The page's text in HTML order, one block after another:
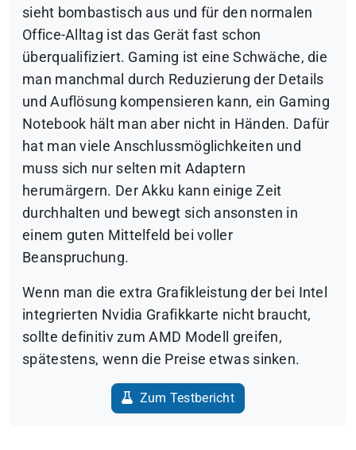
sieht bombastisch aus und für den normalen
Office-Alltag ist das Gerät fast schon
überqualifiziert. Gaming ist eine Schwäche, die
man manchmal durch Reduzierung der Details
und Auflösung kompensieren kann, ein Gaming
Notebook hält man aber nicht in Händen. Dafür
hat man viele Anschlussmöglichkeiten und
muss sich nur selten mit Adaptern
herumärgern. Der Akku kann einige Zeit
durchhalten und bewegt sich ansonsten in
einem guten Mittelfeld bei voller
Beanspruchung.
Wenn man die extra Grafikleistung der bei Intel
integrierten Nvidia Grafikkarte nicht braucht,
sollte definitiv zum AMD Modell greifen,
spätestens, wenn die Preise etwas sinken.
Zum Testbericht